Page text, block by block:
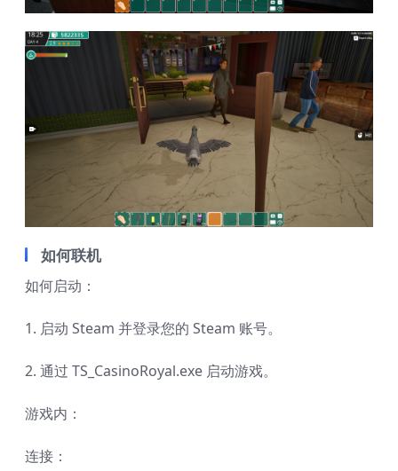
如何联机
如何启动：
1. 启动 Steam 并登录您的 Steam 账号。
2. 通过 TS_CasinoRoyal.exe 启动游戏。
游戏内：
连接：